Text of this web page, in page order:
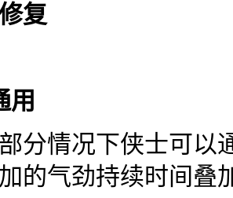
复
用
情况下侠士可以
的气劲持续时间叠